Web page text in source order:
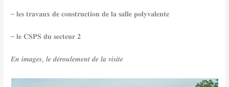
– 𝐥𝐞𝐬 𝐭𝐫𝐚𝐯𝐚𝐮𝐱 𝐝𝐞 𝐜𝐨𝐧𝐬𝐭𝐫𝐮𝐜𝐭𝐢𝐨𝐧 𝐝𝐞 𝐥𝐚 𝐬𝐚𝐥𝐥𝐞 𝐩𝐨𝐥𝐲𝐯𝐚𝐥𝐞𝐧𝐭𝐞
– 𝐥𝐞 𝐂𝐒𝐏𝐒 𝐝𝐮 𝐬𝐞𝐜𝐭𝐞𝐮𝐫 𝟐
𝑬𝒏 𝒊𝒎𝒂𝒈𝒆𝒔, 𝒍𝒆 𝒅𝒆́𝒓𝒐𝒖𝒍𝒆𝒎𝒆𝒏𝒕 𝒅𝒆 𝒍𝒂 𝒗𝒊𝒔𝒊𝒕𝒆